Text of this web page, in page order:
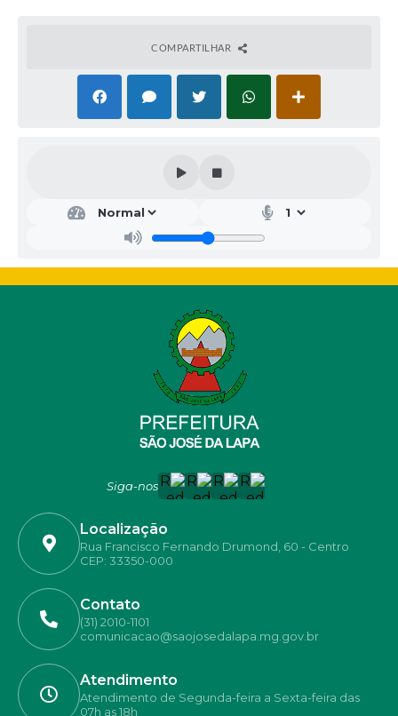
COMPARTILHAR
Siga-nos
Localização
Rua Francisco Fernando Drumond, 60 - Centro
CEP: 33350-000
Contato
(31) 2010-1101
comunicacao@saojosedalapa.mg.gov.br
Atendimento
Atendimento de Segunda-feira a Sexta-feira das
07h as 18h